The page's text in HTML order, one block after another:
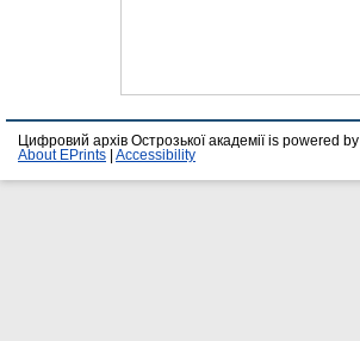
Цифровий архів Острозької академії is powered by
About EPrints
Accessibility